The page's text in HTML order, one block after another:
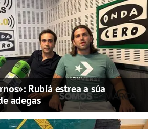
Rubiá estrea a súa
adegas